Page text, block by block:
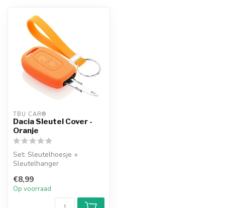
TBU CAR®
Dacia Sleutel Cover -
Oranje
Set: Sleutelhoesje +
Sleutelhanger
€8,99
Op voorraad